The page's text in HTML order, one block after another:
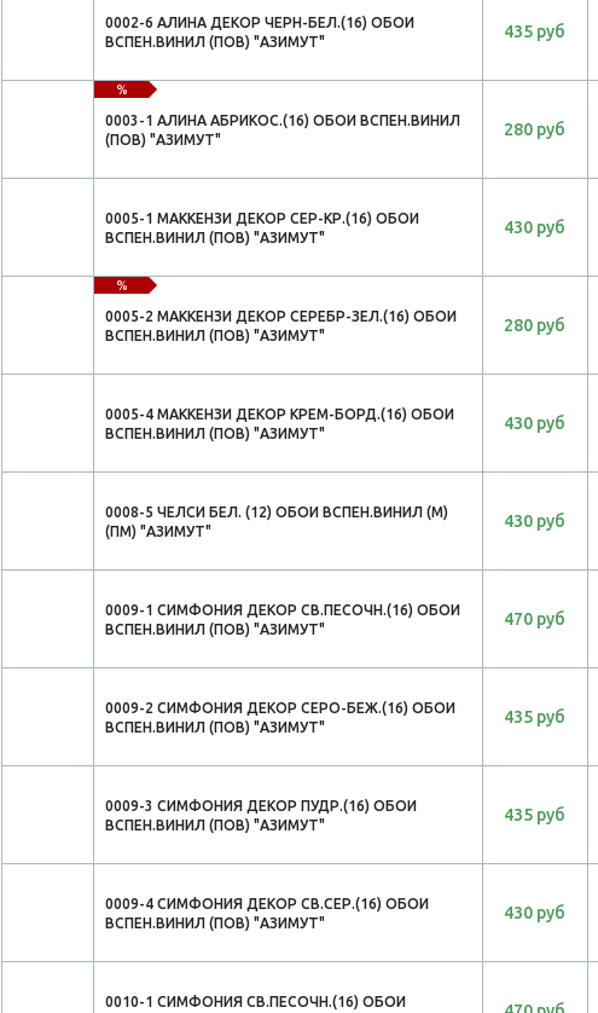
0002-6 АЛИНА ДЕКОР ЧЕРН-БЕЛ.(16) ОБОИ
ВСПЕН.ВИНИЛ (ПОВ) "АЗИМУТ"
435 руб
%
0003-1 АЛИНА АБРИКОС.(16) ОБОИ ВСПЕН.ВИНИЛ
(ПОВ) "АЗИМУТ"
280 руб
0005-1 МАККЕНЗИ ДЕКОР СЕР-КР.(16) ОБОИ
ВСПЕН.ВИНИЛ (ПОВ) "АЗИМУТ"
430 руб
%
0005-2 МАККЕНЗИ ДЕКОР СЕРЕБР-ЗЕЛ.(16) ОБОИ
ВСПЕН.ВИНИЛ (ПОВ) "АЗИМУТ"
280 руб
0005-4 МАККЕНЗИ ДЕКОР КРЕМ-БОРД.(16) ОБОИ
ВСПЕН.ВИНИЛ (ПОВ) "АЗИМУТ"
430 руб
0008-5 ЧЕЛСИ БЕЛ. (12) ОБОИ ВСПЕН.ВИНИЛ (М)
(ПМ) "АЗИМУТ"
430 руб
0009-1 СИМФОНИЯ ДЕКОР СВ.ПЕСОЧН.(16) ОБОИ
ВСПЕН.ВИНИЛ (ПОВ) "АЗИМУТ"
470 руб
0009-2 СИМФОНИЯ ДЕКОР СЕРО-БЕЖ.(16) ОБОИ
ВСПЕН.ВИНИЛ (ПОВ) "АЗИМУТ"
435 руб
0009-3 СИМФОНИЯ ДЕКОР ПУДР.(16) ОБОИ
ВСПЕН.ВИНИЛ (ПОВ) "АЗИМУТ"
435 руб
0009-4 СИМФОНИЯ ДЕКОР СВ.СЕР.(16) ОБОИ
ВСПЕН.ВИНИЛ (ПОВ) "АЗИМУТ"
430 руб
0010-1 СИМФОНИЯ СВ.ПЕСОЧН.(16) ОБОИ